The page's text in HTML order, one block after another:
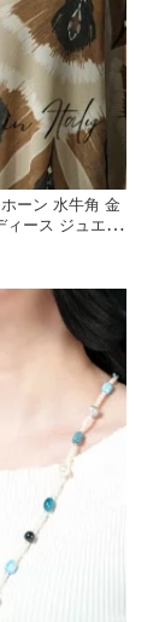
ーン 水牛角 金
ィース ジュエリ
送料無料